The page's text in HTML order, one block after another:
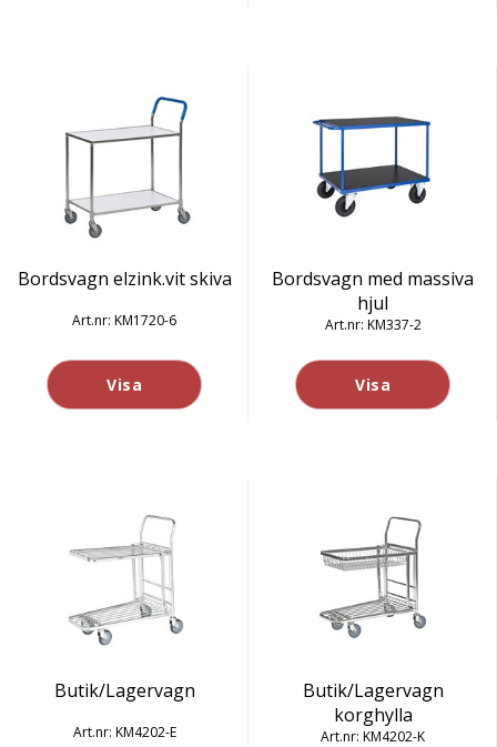
Bordsvagn elzink.vit skiva
KM1720-6
Visa
Bordsvagn med massiva
hjul
KM337-2
Visa
Butik/Lagervagn
KM4202-E
Butik/Lagervagn
korghylla
KM4202-K